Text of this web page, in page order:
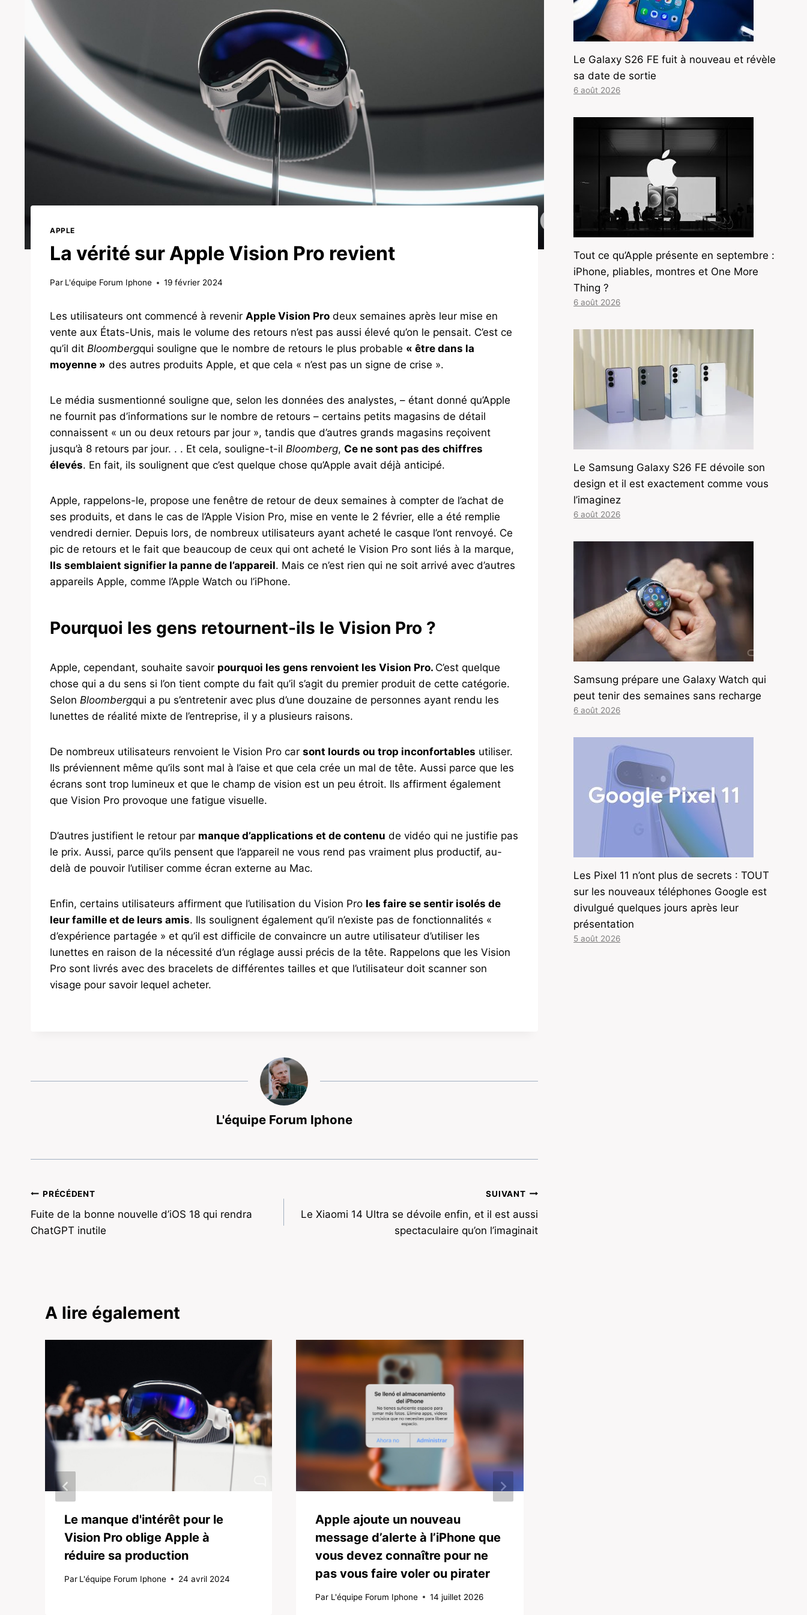
APPLE
La vérité sur Apple Vision Pro revient
Par L'équipe Forum Iphone 19 février 2024
Les utilisateurs ont commencé à revenir Apple Vision Pro deux semaines après leur mise en
vente aux États-Unis, mais le volume des retours n’est pas aussi élevé qu’on le pensait. C’est ce
qu’il dit Bloombergqui souligne que le nombre de retours le plus probable « être dans la
moyenne » des autres produits Apple, et que cela « n’est pas un signe de crise ».
Le média susmentionné souligne que, selon les données des analystes, – étant donné qu’Apple
ne fournit pas d’informations sur le nombre de retours – certains petits magasins de détail
connaissent « un ou deux retours par jour », tandis que d’autres grands magasins reçoivent
jusqu’à 8 retours par jour. . . Et cela, souligne-t-il Bloomberg, Ce ne sont pas des chiffres
élevés. En fait, ils soulignent que c’est quelque chose qu’Apple avait déjà anticipé.
Apple, rappelons-le, propose une fenêtre de retour de deux semaines à compter de l’achat de
ses produits, et dans le cas de l’Apple Vision Pro, mise en vente le 2 février, elle a été remplie
vendredi dernier. Depuis lors, de nombreux utilisateurs ayant acheté le casque l’ont renvoyé. Ce
pic de retours et le fait que beaucoup de ceux qui ont acheté le Vision Pro sont liés à la marque,
Ils semblaient signifier la panne de l’appareil. Mais ce n’est rien qui ne soit arrivé avec d’autres
appareils Apple, comme l’Apple Watch ou l’iPhone.
Pourquoi les gens retournent-ils le Vision Pro ?
Apple, cependant, souhaite savoir pourquoi les gens renvoient les Vision Pro. C’est quelque
chose qui a du sens si l’on tient compte du fait qu’il s’agit du premier produit de cette catégorie.
Selon Bloombergqui a pu s’entretenir avec plus d’une douzaine de personnes ayant rendu les
lunettes de réalité mixte de l’entreprise, il y a plusieurs raisons.
De nombreux utilisateurs renvoient le Vision Pro car sont lourds ou trop inconfortables utiliser.
Ils préviennent même qu’ils sont mal à l’aise et que cela crée un mal de tête. Aussi parce que les
écrans sont trop lumineux et que le champ de vision est un peu étroit. Ils affirment également
que Vision Pro provoque une fatigue visuelle.
D’autres justifient le retour par manque d’applications et de contenu de vidéo qui ne justifie pas
le prix. Aussi, parce qu’ils pensent que l’appareil ne vous rend pas vraiment plus productif, au-
delà de pouvoir l’utiliser comme écran externe au Mac.
Enfin, certains utilisateurs affirment que l’utilisation du Vision Pro les faire se sentir isolés de
leur famille et de leurs amis. Ils soulignent également qu’il n’existe pas de fonctionnalités «
d’expérience partagée » et qu’il est difficile de convaincre un autre utilisateur d’utiliser les
lunettes en raison de la nécessité d’un réglage aussi précis de la tête. Rappelons que les Vision
Pro sont livrés avec des bracelets de différentes tailles et que l’utilisateur doit scanner son
visage pour savoir lequel acheter.
L'équipe Forum Iphone
Navigation
de
PRÉCÉDENT
Fuite de la bonne nouvelle d’iOS 18 qui rendra
ChatGPT inutile
SUIVANT
Le Xiaomi 14 Ultra se dévoile enfin, et il est aussi
spectaculaire qu’on l’imaginait
A lire également
Le manque d'intérêt pour le
Vision Pro oblige Apple à
réduire sa production
Par L'équipe Forum Iphone 24 avril 2024
Apple ajoute un nouveau
message d’alerte à l’iPhone que
vous devez connaître pour ne
pas vous faire voler ou pirater
Par L'équipe Forum Iphone 14 juillet 2026
Le Galaxy S26 FE fuit à nouveau et révèle
sa date de sortie
6 août 2026
Tout ce qu’Apple présente en septembre :
iPhone, pliables, montres et One More
Thing ?
6 août 2026
Le Samsung Galaxy S26 FE dévoile son
design et il est exactement comme vous
l’imaginez
6 août 2026
Samsung prépare une Galaxy Watch qui
peut tenir des semaines sans recharge
6 août 2026
Les Pixel 11 n’ont plus de secrets : TOUT
sur les nouveaux téléphones Google est
divulgué quelques jours après leur
présentation
5 août 2026